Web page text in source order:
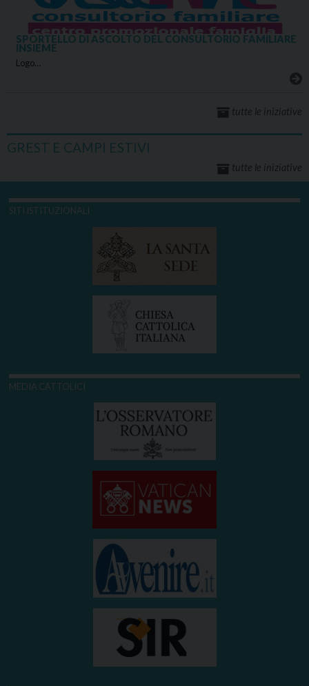
SPORTELLO DI ASCOLTO DEL CONSULTORIO FAMILIARE
INSIEME
Logo…
tutte le iniziative
GREST E CAMPI ESTIVI
tutte le iniziative
SITI ISTITUZIONALI
MEDIA CATTOLICI